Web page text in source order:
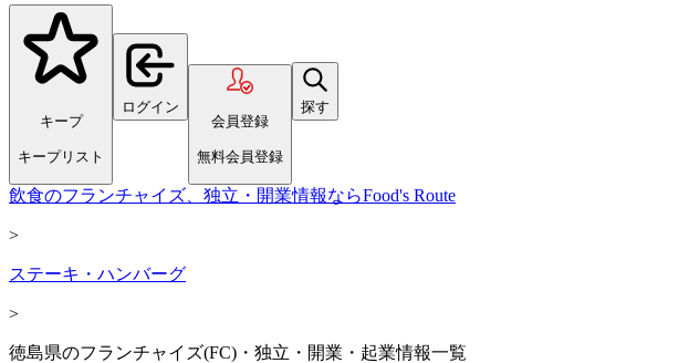
キープ
キープリスト
ログイン
会員登録
無料会員登録
探す
飲食のフランチャイズ、独立・開業情報ならFood's Route
>
ステーキ・ハンバーグ
>
徳島県のフランチャイズ(FC)・独立・開業・起業情報一覧